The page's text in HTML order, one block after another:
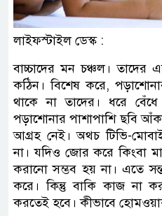
লাইফস্টাইল ডেস্ক :
বাচ্চাদের মন চঞ্চল। তাদের
কঠিন। বিশেষ করে,
থাকে না তাদের। ধরে
পড়াশোনার পাশাপাশি ছবি
আগ্রহ নেই। অথচ টিভি-
না। যদিও জোর করে কিংবা
করানো সম্ভব হয় না। এতে
করে। কিন্তু বাকি কাজ না
করতেই হবে। কীভাবে